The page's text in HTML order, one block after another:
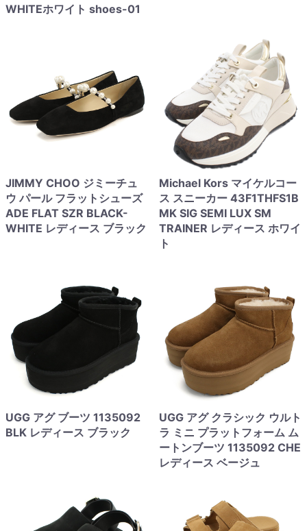
WHITEホワイト shoes-01
JIMMY CHOO ジミーチュ
ウ パール フラットシューズ
ADE FLAT SZR BLACK-
WHITE レディース ブラック
Michael Kors マイケルコー
ス スニーカー 43F1THFS1B
MK SIG SEMI LUX SM
TRAINER レディース ホワイ
ト
UGG アグ ブーツ 1135092
BLK レディース ブラック
UGG アグ クラシック ウルト
ラ ミニ プラットフォーム ム
ートンブーツ 1135092 CHE
レディース ベージュ